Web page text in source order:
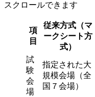
スクロールできます
項
目
従来方式（マ
ークシート方
式）
試
験
会
場
指定された大
規模会場（全
国７会場）